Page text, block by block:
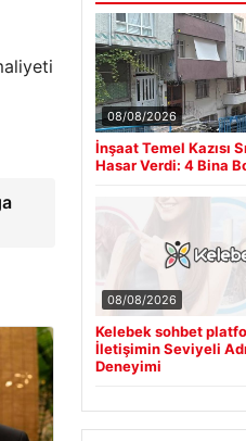
08/08/2026
İnşaat Temel Kazısı
Hasar Verdi: 4 Bina
08/08/2026
Kelebek sohbet
İletişimin Seviyeli
Deneyimi